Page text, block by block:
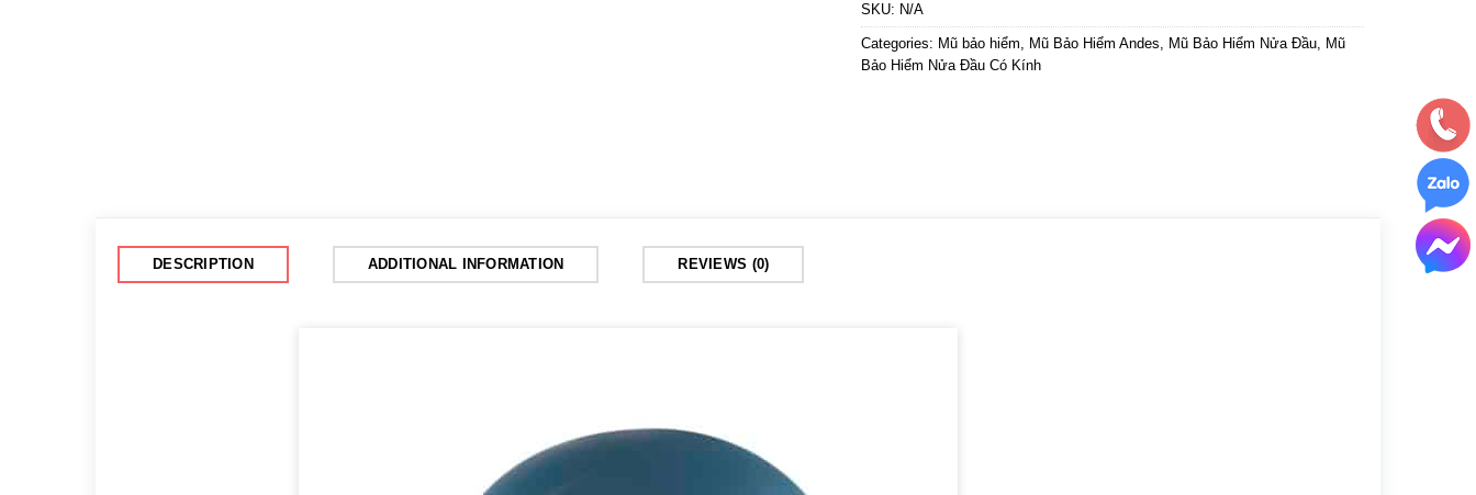
SKU: N/A
Categories: Mũ bảo hiểm, Mũ Bảo Hiểm Andes, Mũ Bảo Hiểm Nửa Đầu, Mũ
Bảo Hiểm Nửa Đầu Có Kính
DESCRIPTION ADDITIONAL INFORMATION REVIEWS (0)